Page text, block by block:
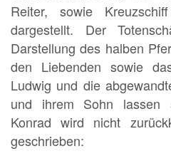
Reiter, sowie
dargestellt. Der
Darstellung des halben
den Liebenden sowie
Ludwig und die
und ihrem Sohn lassen
Konrad wird nicht
geschrieben: